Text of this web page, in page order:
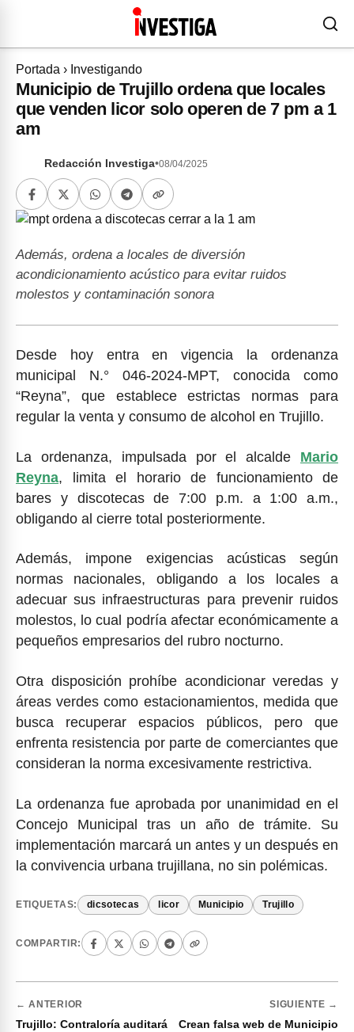
Portada › Investigando
Municipio de Trujillo ordena que locales
que venden licor solo operen de 7 pm a 1
am
Redacción Investiga•08/04/2025
Además, ordena a locales de diversión
acondicionamiento acústico para evitar ruidos
molestos y contaminación sonora
Desde hoy entra en vigencia la ordenanza
municipal N.° 046-2024-MPT, conocida como
“Reyna”, que establece estrictas normas para
regular la venta y consumo de alcohol en Trujillo.
La ordenanza, impulsada por el alcalde Mario
Reyna, limita el horario de funcionamiento de
bares y discotecas de 7:00 p.m. a 1:00 a.m.,
obligando al cierre total posteriormente.
Además, impone exigencias acústicas según
normas nacionales, obligando a los locales a
adecuar sus infraestructuras para prevenir ruidos
molestos, lo cual podría afectar económicamente a
pequeños empresarios del rubro nocturno.
Otra disposición prohíbe acondicionar veredas y
áreas verdes como estacionamientos, medida que
busca recuperar espacios públicos, pero que
enfrenta resistencia por parte de comerciantes que
consideran la norma excesivamente restrictiva.
La ordenanza fue aprobada por unanimidad en el
Concejo Municipal tras un año de trámite. Su
implementación marcará un antes y un después en
la convivencia urbana trujillana, no sin polémicas.
ETIQUETAS: dicsotecas licor Municipio Trujillo
COMPARTIR:
← ANTERIOR
Trujillo: Contraloría auditará
SIGUIENTE →
Crean falsa web de Municipio